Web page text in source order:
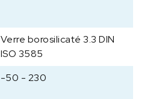
Verre borosilicaté 3.3 DIN
ISO 3585
-50 - 230